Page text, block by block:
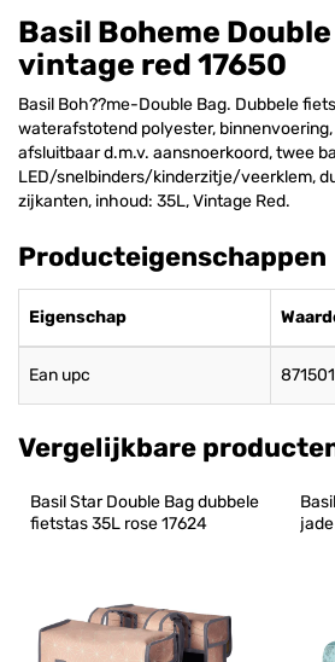
Basil Boheme
vintage red 17650
Basil Boh??me-Double Bag. Dubbele
waterafstotend polyester,
afsluitbaar d.m.v. aansnoerkoord, twee
LED/snelbinders/kinderzitje/veerklem,
zijkanten, inhoud: 35L, Vintage Red.
Producteigenschappen
Eigenschap
Ean upc
Vergelijkbare
Basil Star Double Bag dubbele
fietstas 35L rose 17624